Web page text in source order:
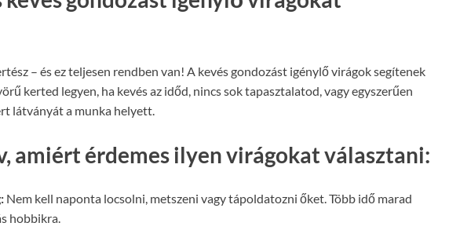
– és ez teljesen rendben van! A kevés gondozást igénylő virágok segítenek
kerted legyen, ha kevés az időd, nincs sok tapasztalatod, vagy egyszerűen
látványát a munka helyett.
amiért érdemes ilyen virágokat választani:
Nem kell naponta locsolni, metszeni vagy tápoldatozni őket. Több idő marad
hobbikra.